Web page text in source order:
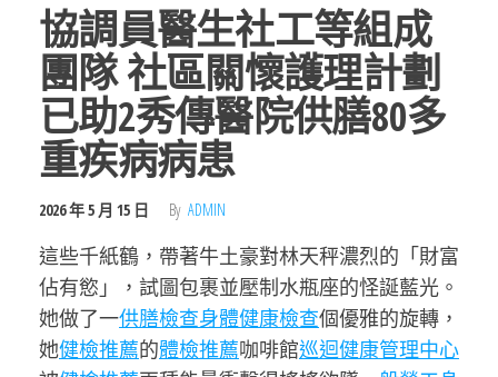
協調員醫生社工等組成
團隊 社區關懷護理計劃
已助2秀傳醫院供膳80多
重疾病病患
2026 年 5 月 15 日 By ADMIN
這些千紙鶴，帶著牛土豪對林天秤濃烈的「財富
佔有慾」，試圖包裹並壓制水瓶座的怪誕藍光。
她做了一供膳檢查身體健康檢查個優雅的旋轉，
她健檢推薦的體檢推薦咖啡館巡迴健康管理中心